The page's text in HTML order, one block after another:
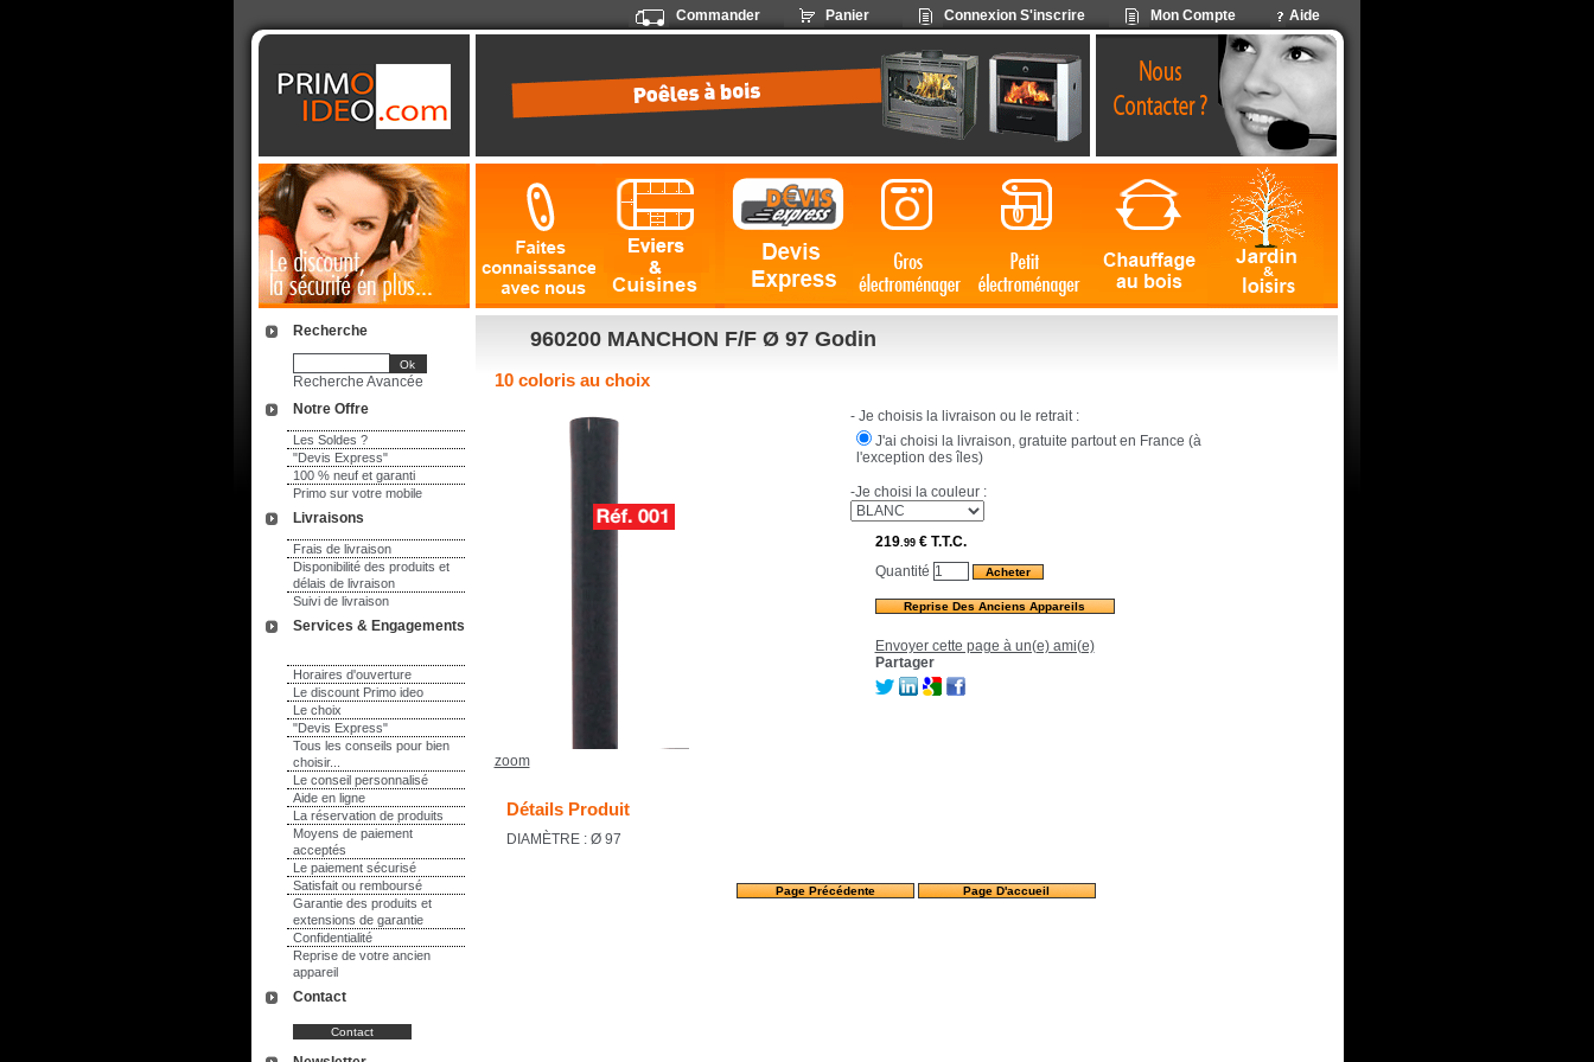
Aide
Mon Compte
Connexion S'inscrire
Panier
Commander
Notre Offre
Les Soldes ?
"Devis Express"
100 % neuf et garanti
Primo sur votre mobile
Livraisons
Frais de livraison
Disponibilité des produits et
délais de livraison
Suivi de livraison
Services & Engagements
Horaires d'ouverture
Le discount Primo ideo
Le choix
"Devis Express"
Tous les conseils pour bien
choisir...
Le conseil personnalisé
Aide en ligne
La réservation de produits
Moyens de paiement
acceptés
Le paiement sécurisé
Satisfait ou remboursé
Garantie des produits et
extensions de garantie
Confidentialité
Reprise de votre ancien
appareil
Recherche
Recherche Avancée
Contact
960200 MANCHON F/F Ø 97 Godin
10 coloris au choix
zoom
- Je choisis la livraison ou le retrait :
J'ai choisi la livraison, gratuite partout en France (à
l'exception des îles)
-Je choisi la couleur :
219.99€ T.T.C.
Quantité
Reprise Des Anciens Appareils
Envoyer cette page à un(e) ami(e)
Partager
Détails Produit
DIAMÈTRE : Ø 97